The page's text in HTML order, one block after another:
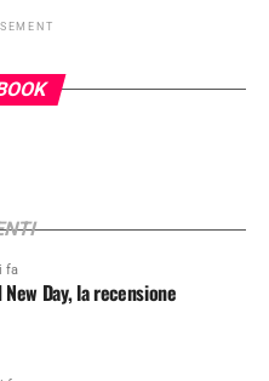
fa
Day, la recensione